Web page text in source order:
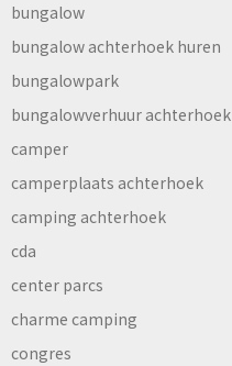
bungalow
bungalow achterhoek huren
bungalowpark
bungalowverhuur achterhoek
camper
camperplaats achterhoek
camping achterhoek
cda
center parcs
charme camping
congres